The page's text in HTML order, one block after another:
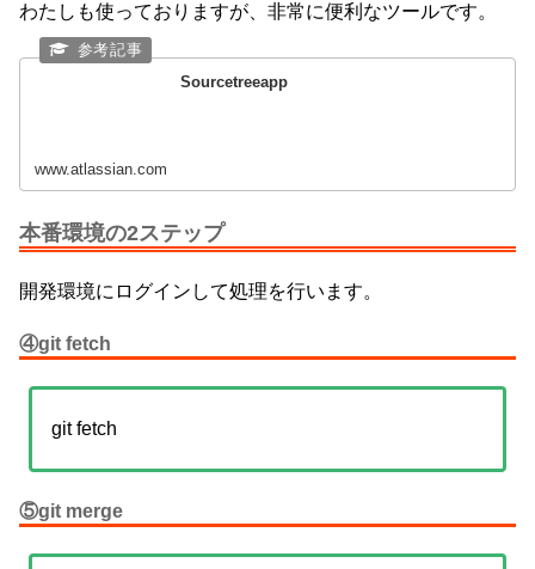
わたしも使っておりますが、非常に便利なツールです。
Sourcetreeapp
www.atlassian.com
本番環境の2ステップ
開発環境にログインして処理を行います。
④git fetch
git fetch
⑤git merge